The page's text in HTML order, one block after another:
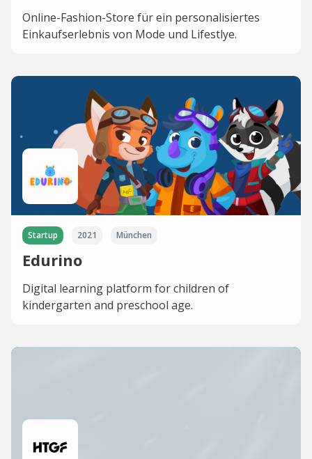
Online-Fashion-Store für ein personalisiertes
Einkaufserlebnis von Mode und Lifestlye.
Startup 2021 München
Edurino
Digital learning platform for children of
kindergarten and preschool age.